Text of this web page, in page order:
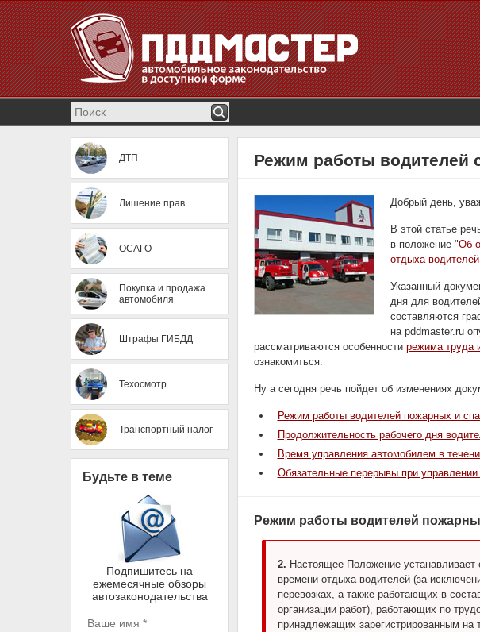
ДТП
Лишение прав
ОСАГО
Покупка и продажа
автомобиля
Штрафы ГИБДД
Техосмотр
Транспортный налог
Будьте в теме
Подпишитесь на
ежемесячные обзоры
автозаконодательства
Режим работы водителей
Добрый день,
В этой статье
в положение "Об
отдыха
Указанный
дня для
составляются
на pddmaster.ru
рассматриваются особенности режима труда
ознакомиться.
Ну а сегодня речь пойдет об изменениях
Режим работы водителей пожарных и
Продолжительность рабочего дня
Время управления автомобилем в
Обязательные перерывы при
Режим работы водителей
2. Настоящее Положение устанавливает
времени отдыха водителей (за
перевозках, а также работающих в
организации работ), работающих по
принадлежащих зарегистрированным на